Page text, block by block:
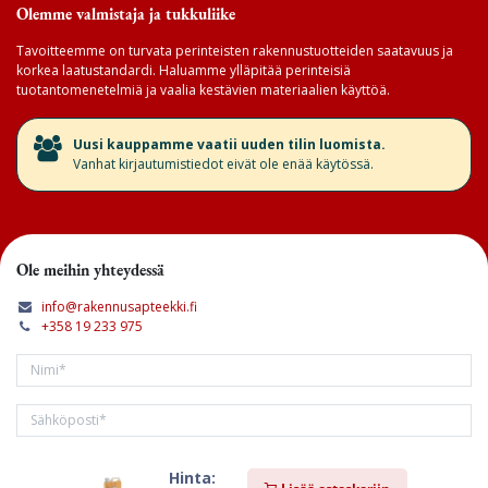
Hinta:
Olemme valmistaja ja tukkuliike
Tavoitteemme on turvata perinteisten rakennustuotteiden saatavuus ja
korkea laatustandardi. Haluamme ylläpitää perinteisiä
tuotantomenetelmiä ja vaalia kestävien materiaalien käyttöä.
​Uusi kauppamme vaatii uuden tilin luomista.
Vanhat kirjautumistiedot eivät ole enää käytössä.
Ole meihin yhteydessä
info@rakennusapteekki.fi
+358 19 233 975
Tilaa kirjeemme